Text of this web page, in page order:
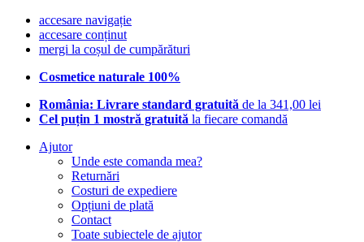
accesare navigație
accesare conținut
mergi la coșul de cumpărături
Cosmetice naturale 100%
România: Livrare standard gratuită de la 341,00 lei
Cel puțin 1 mostră gratuită la fiecare comandă
Ajutor
Unde este comanda mea?
Returnări
Costuri de expediere
Opțiuni de plată
Contact
Toate subiectele de ajutor